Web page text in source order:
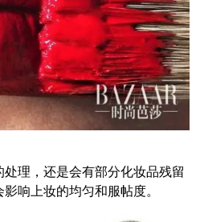
理，还是会有部分化妆品残留
响上妆的均匀和服帖度。